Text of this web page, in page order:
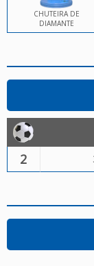
CHUTEIRA DE
DIAMANTE
2